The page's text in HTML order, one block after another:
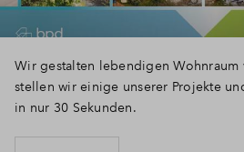
Wir gestalten lebendigen
stellen wir einige unserer Projekte
in nur 30 Sekunden.